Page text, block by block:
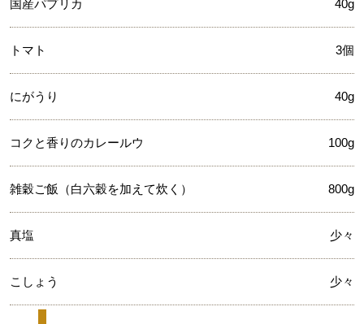
国産パプリカ 40g
トマト 3個
にがうり 40g
コクと香りのカレールウ 100g
雑穀ご飯（白六穀を加えて炊く） 800g
真塩 少々
こしょう 少々